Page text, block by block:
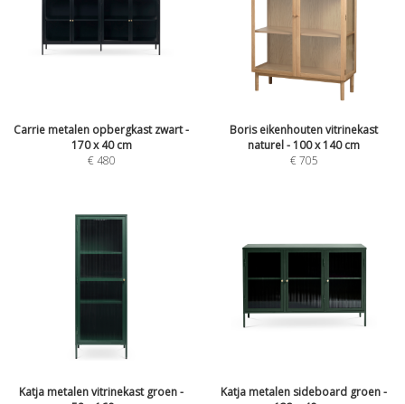
Carrie metalen opbergkast zwart -
170 x 40 cm
€480
Boris eikenhouten vitrinekast
naturel - 100 x 140 cm
€705
Katja metalen vitrinekast groen -
Katja metalen sideboard groen -